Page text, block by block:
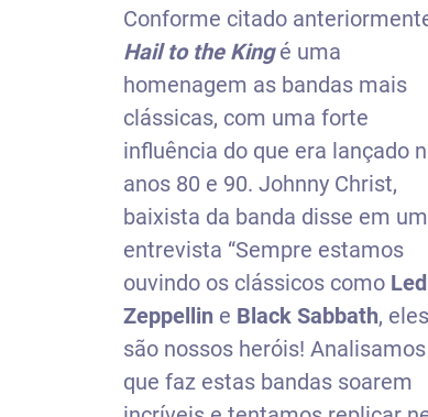
Conforme citado
Hail to the Kingé uma
homenagem as bandas mais
clássicas, com uma forte
influência do que era lançado
anos 80 e 90. Johnny Christ,
baixista da banda disse em
entrevista “Sempre estamos
ouvindo os clássicos como Led
Zeppellin e Black Sabbath, eles
são nossos heróis!
que faz estas bandas soarem